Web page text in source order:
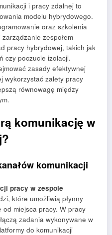
i pracy zdalnej to
modelu hybrydowego.
oraz szkolenia
zespołem
pracy hybrydowej, takich jak
czy poczucie izolacji.
zasady efektywnej
wykorzystać zalety pracy
równowagę między
komunikację w
komunikacji
pracy w zespole
które umożliwią płynny
od miejsca pracy. W pracy
zadania wykonywane w
do komunikacji